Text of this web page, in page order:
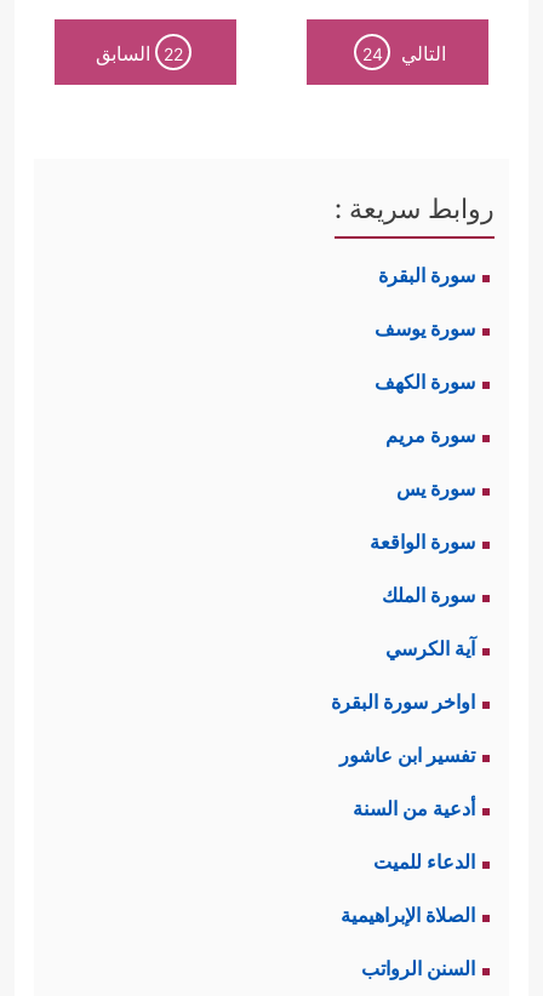
التالي 24
22 السابق
روابط سريعة :
سورة البقرة
سورة يوسف
سورة الكهف
سورة مريم
سورة يس
سورة الواقعة
سورة الملك
آية الكرسي
اواخر سورة البقرة
تفسير ابن عاشور
أدعية من السنة
الدعاء للميت
الصلاة الإبراهيمية
السنن الرواتب